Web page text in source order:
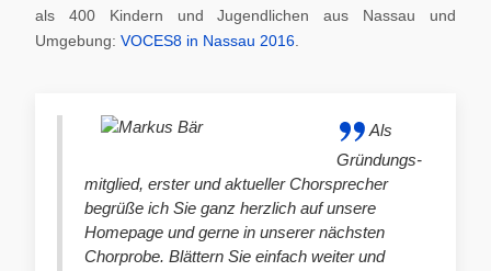
als 400 Kindern und Jugendlichen aus Nassau und
Umgebung: VOCES8 in Nassau 2016
Als
Gründungs-
mitglied, erster und aktueller Chorsprecher
begrüße ich Sie ganz herzlich auf unsere
Homepage und gerne in unserer nächsten
Chorprobe. Blättern Sie einfach weiter und